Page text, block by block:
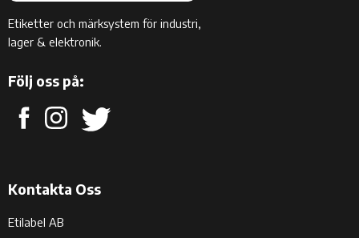
Etiketter och märksystem för industri,
lager & elektronik.
Följ oss på:
Kontakta Oss
Etilabel AB